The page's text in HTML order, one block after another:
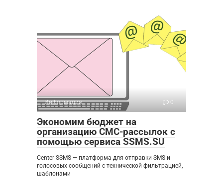
Информация 0
Экономим бюджет на
организацию СМС-рассылок с
помощью сервиса SSMS.SU
Center SSMS — платформа для отправки SMS и
голосовых сообщений с технической фильтрацией,
шаблонами